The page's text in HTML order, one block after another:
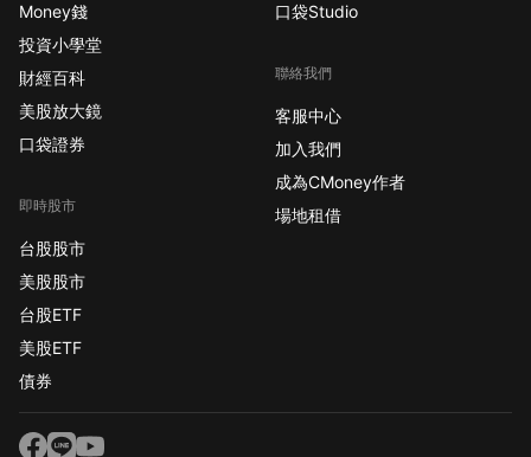
Money錢
投資小學堂
財經百科
美股放大鏡
口袋證券
即時股市
台股股市
美股股市
台股ETF
美股ETF
債券
口袋Studio
聯絡我們
客服中心
加入我們
成為CMoney作者
場地租借